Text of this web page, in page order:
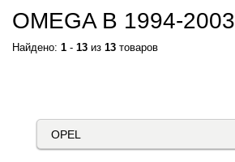
OMEGA B 1994-2003
Найдено: 1 - 13 из 13 товаров